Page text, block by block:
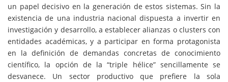
un papel decisivo en la generación de estos sistemas. Sin la
existencia de una industria nacional dispuesta a invertir en
investigación y desarrollo, a establecer alianzas o clusters con
entidades académicas, y a participar en forma protagonista
en la definición de demandas concretas de conocimiento
científico, la opción de la “triple hélice” sencillamente se
desvanece. Un sector productivo que prefiere la sola